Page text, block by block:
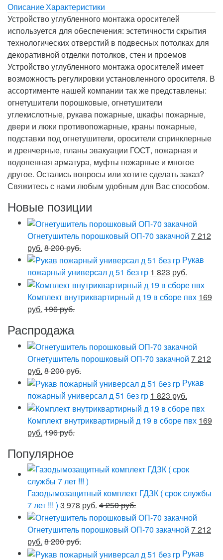
ОписаниеХарактеристики
Устройство углубленного монтажа оросителей
используется для обеспечения: эстетичности скрытия
технологических отверстий в подвесных потолках для
декоративной отделки потолков, стен и проемов
Устройство углубленного монтажа оросителей имеет
возможность регулировки установленного оросителя. В
ассортименте нашей компании так же представлены:
огнетушители порошковые, огнетушители
углекислотные, рукава пожарные, шкафы пожарные,
двери и люки противопожарные, краны пожарные,
подставки под огнетушители, оросители спринклерные
и дренчерные, планы эвакуации ГОСТ, пожарная и
водопенная арматура, муфты пожарные и многое
другое. Остались вопросы или хотите сделать заказ?
Свяжитесь с нами любым удобным для Вас способом.
Новые позиции
Огнетушитель порошковый ОП-70 закачной 7 212
руб. 8 200 руб.
Рукав
пожарный универсал д 51 без гр 1 823 руб.
Комплект внутриквартирный д 19 в сборе пвх 169
руб. 196 руб.
Распродажа
Огнетушитель порошковый ОП-70 закачной 7 212
руб. 8 200 руб.
Рукав
пожарный универсал д 51 без гр 1 823 руб.
Комплект внутриквартирный д 19 в сборе пвх 169
руб. 196 руб.
Популярное
Газодымозащитный комплект ГДЗК ( срок службы
7 лет !!! ) 3 978 руб. 4 250 руб.
Огнетушитель порошковый ОП-70 закачной 7 212
руб. 8 200 руб.
Рукав